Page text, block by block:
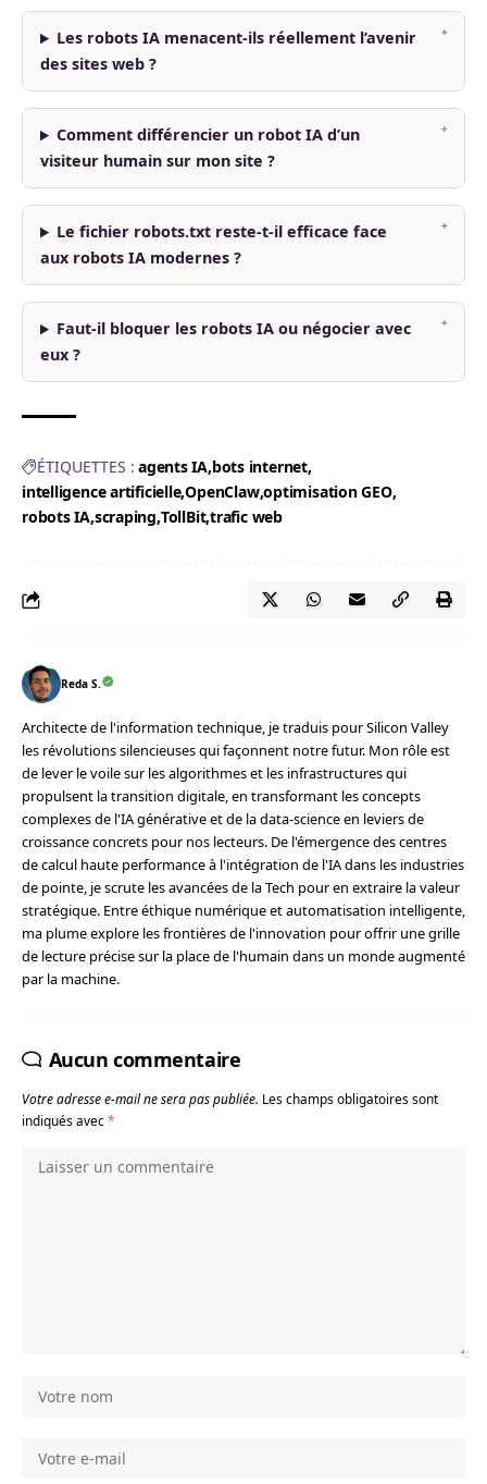
Les robots IA menacent-ils réellement l’avenir
des sites web ?
Comment différencier un robot IA d’un
visiteur humain sur mon site ?
Le fichier robots.txt reste-t-il efficace face
aux robots IA modernes ?
Faut-il bloquer les robots IA ou négocier avec
eux ?
ÉTIQUETTES : agents IA bots internet
intelligence artificielleOpenClawoptimisation GEO
robots IA scraping TollBittrafic web
Reda S.
Architecte de l'information technique, je traduis pour Silicon Valley
les révolutions silencieuses qui façonnent notre futur. Mon rôle est
de lever le voile sur les algorithmes et les infrastructures qui
propulsent la transition digitale, en transformant les concepts
complexes de l'IA générative et de la data-science en leviers de
croissance concrets pour nos lecteurs. De l'émergence des centres
de calcul haute performance à l'intégration de l'IA dans les industries
de pointe, je scrute les avancées de la Tech pour en extraire la valeur
stratégique. Entre éthique numérique et automatisation intelligente,
ma plume explore les frontières de l'innovation pour offrir une grille
de lecture précise sur la place de l'humain dans un monde augmenté
par la machine.
Aucun commentaire
Votre adresse e-mail ne sera pas publiée. Les champs obligatoires sont
indiqués avec*